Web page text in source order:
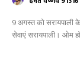
9 अगस्त को सरायपाली
सेवाएं सरायपाली। ओम